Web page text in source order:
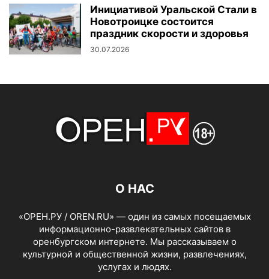
Инициативой Уральской Стали в
Новотроицке состоится
праздник скорости и здоровья
30.07.2026
О НАС
«ОРЕН.РУ / OREN.RU» — один из самых посещаемых
информационно-развлекательных сайтов в
оренбургском интернете. Мы рассказываем о
культурной и общественной жизни, развлечениях,
услугах и людях.